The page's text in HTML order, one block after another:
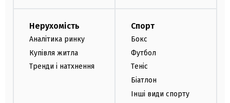
Нерухомість
Аналітика ринку
Купівля житла
Тренди і натхнення
Спорт
Бокс
Футбол
Теніс
Біатлон
Інші види спорту